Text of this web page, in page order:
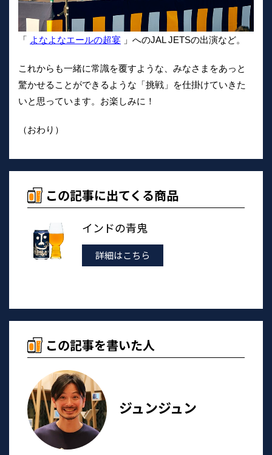
「 よなよなエールの超宴 」へのJAL JETSの出演など。
これからも一緒に常識を覆すような、みなさまをあっと
驚かせることができるような「挑戦」を仕掛けていきた
いと思っています。お楽しみに！
（おわり）
この記事に出てくる商品
インドの青鬼
詳細はこちら
この記事を書いた人
ジュンジュン